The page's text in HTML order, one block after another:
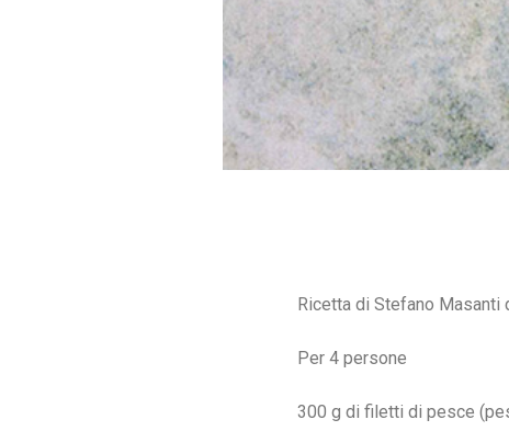
Ricetta di Stefano
Per 4 persone
300 g di filetti di pesce